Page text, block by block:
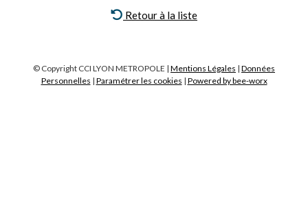
Retour à la liste
© Copyright CCI LYON METROPOLE | Mentions Légales | Données
Personnelles | Paramétrer les cookies | Powered by bee-worx